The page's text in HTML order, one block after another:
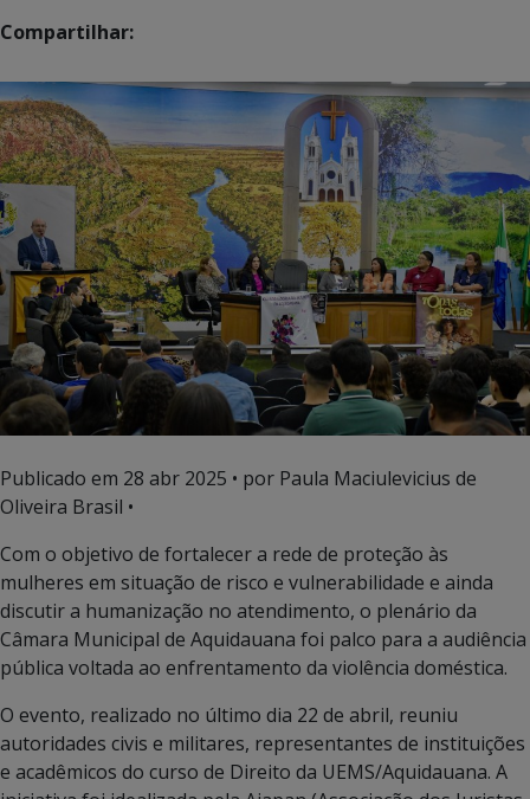
Compartilhar:
Publicado em 28 abr 2025 • por Paula Maciulevicius de
Oliveira Brasil •
Com o objetivo de fortalecer a rede de proteção às
mulheres em situação de risco e vulnerabilidade e ainda
discutir a humanização no atendimento, o plenário da
Câmara Municipal de Aquidauana foi palco para a audiência
pública voltada ao enfrentamento da violência doméstica.
O evento, realizado no último dia 22 de abril, reuniu
autoridades civis e militares, representantes de instituições
e acadêmicos do curso de Direito da UEMS/Aquidauana. A